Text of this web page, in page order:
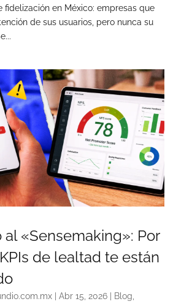
fidelización en México: empresas que
de sus usuarios, pero nunca su
al «Sensemaking»: Por
de lealtad te están
| Abr 15, 2026| Blog